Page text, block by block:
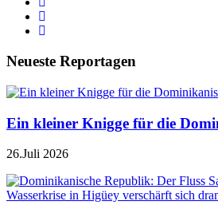
Neueste Reportagen
Ein kleiner Knigge für die
26.Juli 2026